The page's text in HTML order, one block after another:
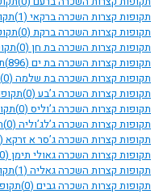
תקופות קצרות השכרה ברקאי (1)
תקופות קצרות השכרה ברקת (0)
תקופות קצרות השכרה בת חן (0)
תקופות קצרות השכרה בת ים (896)
תקופות קצרות השכרה בת שלמה (0)
תקופות קצרות השכרה ג’בע (0)
תקופות קצרות השכרה ג’וליס (0)
תקופות קצרות השכרה ג’לג’וליה (0)
תקופות קצרות השכרה ג’סר א זרקא (1)
תקופות קצרות השכרה גאולי תימן (0)
תקופות קצרות השכרה גאליה (1)
תקופות קצרות השכרה גבים (0)